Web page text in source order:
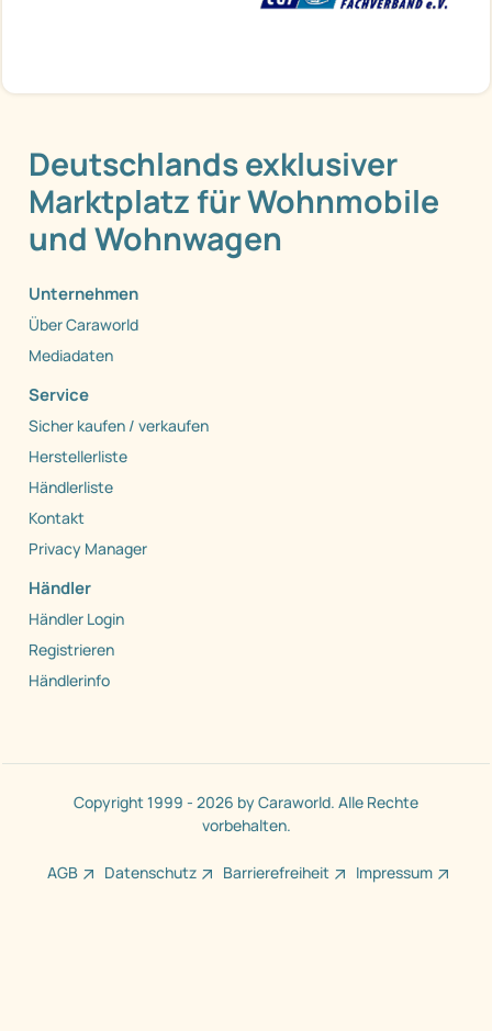
Deutschlands exklusiver
Marktplatz für Wohnmobile
und Wohnwagen
Unternehmen
Über Caraworld
Mediadaten
Service
Sicher kaufen / verkaufen
Herstellerliste
Händlerliste
Kontakt
Privacy Manager
Händler
Händler Login
Registrieren
Händlerinfo
Copyright 1999 - 2026 by Caraworld. Alle Rechte
vorbehalten.
AGB Datenschutz Barrierefreiheit Impressum